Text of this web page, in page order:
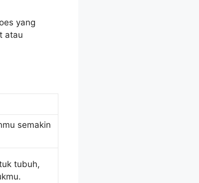
yang
atau
semakin
tubuh,